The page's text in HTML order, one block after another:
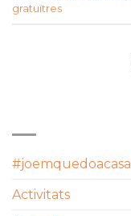
gratuïtres
#joemquedoacasa
Activitats